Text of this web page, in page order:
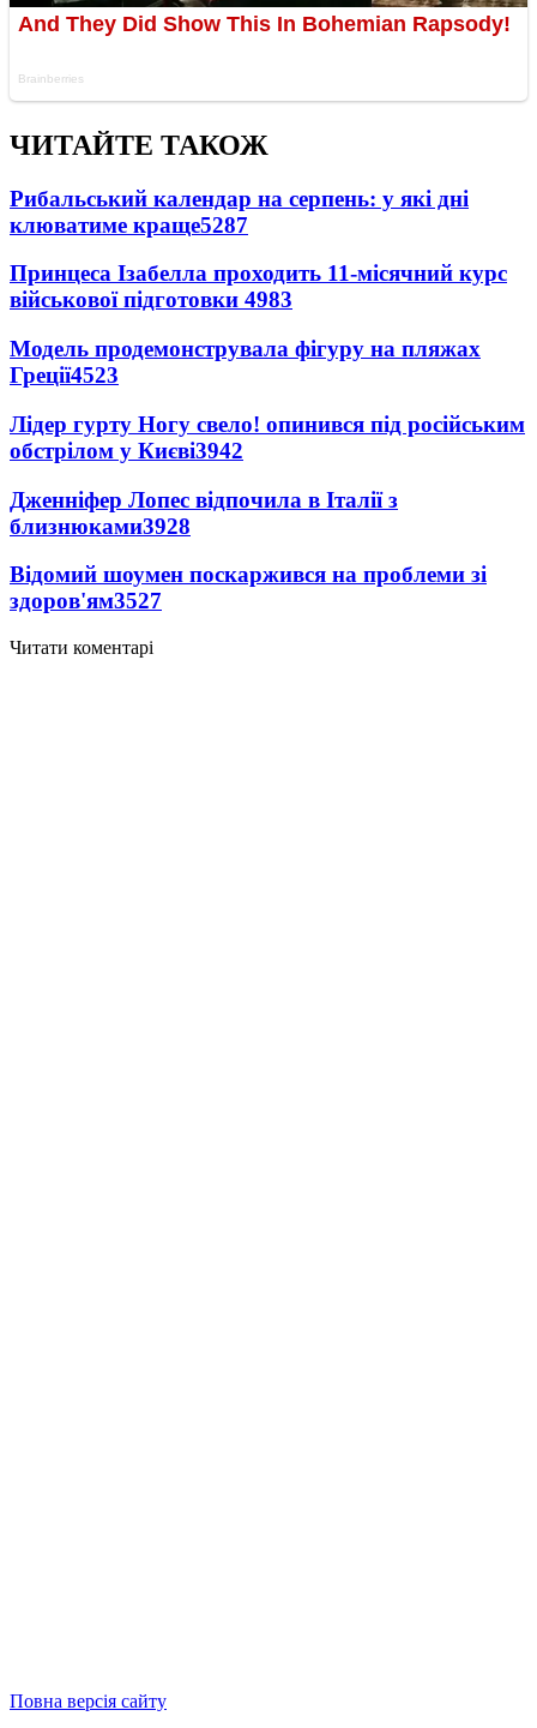
ЧИТАЙТЕ ТАКОЖ
Рибальський календар на серпень: у які дні
клюватиме краще5287
Принцеса Ізабелла проходить 11-місячний курс
військової підготовки 4983
Модель продемонструвала фігуру на пляжах
Греції4523
Лідер гурту Ногу свело! опинився під російським
обстрілом у Києві3942
Дженніфер Лопес відпочила в Італії з
близнюками3928
Відомий шоумен поскаржився на проблеми зі
здоров'ям3527
Читати коментарі
Повна версія сайту